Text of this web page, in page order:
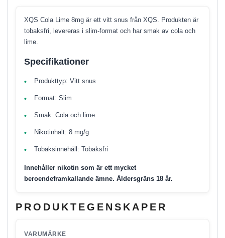
XQS Cola Lime 8mg är ett vitt snus från XQS. Produkten är
tobaksfri, levereras i slim-format och har smak av cola och
lime.
Specifikationer
Produkttyp: Vitt snus
Format: Slim
Smak: Cola och lime
Nikotinhalt: 8 mg/g
Tobaksinnehåll: Tobaksfri
Innehåller nikotin som är ett mycket
beroendeframkallande ämne. Åldersgräns 18 år.
PRODUKTEGENSKAPER
VARUMÄRKE